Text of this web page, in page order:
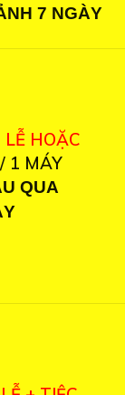
7 NGÀY
LỄ HOẶC
1 MÁY
QUA